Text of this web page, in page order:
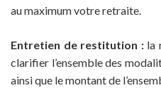
au maximum votre retraite.
Entretien de restitution :la
clarifier l’ensemble des
ainsi que le montant de